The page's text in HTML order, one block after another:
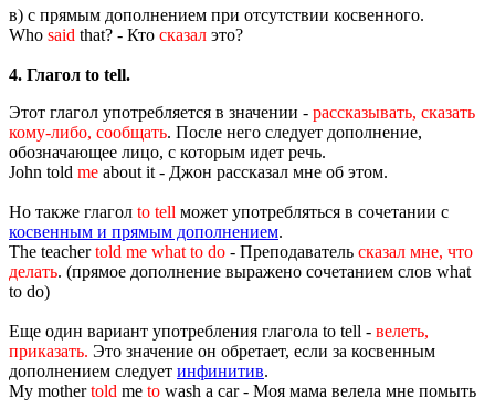
в) с прямым дополнением при отсутствии косвенного.
Who said that? - Кто сказал это?
4. Глагол to tell.
Этот глагол употребляется в значении - рассказывать, сказать
кому-либо, сообщать. После него следует дополнение,
обозначающее лицо, с которым идет речь.
John told me about it - Джон рассказал мне об этом.
Но также глагол to tell может употребляться в сочетании с
косвенным и прямым дополнением.
The teachertold me what to do - Преподаватель сказал мне, что
делать. (прямое дополнение выражено сочетанием слов what
to do)
Еще один вариант употребления глагола to tell - велеть,
приказать. Это значение он обретает, если за косвенным
дополнением следует инфинитив.
My mothertold me to wash a car - Моя мама велела мне помыть